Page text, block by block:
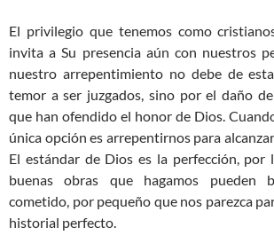
El privilegio que tenemos como
invita a Su presencia aún con nuestros
nuestro arrepentimiento no debe de
temor a ser juzgados, sino por el daño
que han ofendido el honor de Dios.
única opción es arrepentirnos para
El estándar de Dios es la perfección,
buenas obras que hagamos pueden
cometido, por pequeño que nos parezca
historial perfecto.